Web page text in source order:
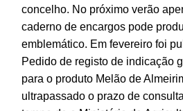
concelho. No próximo verão
caderno de encargos pode
emblemático. Em fevereiro foi
Pedido de registo de indicação
para o produto Melão de
ultrapassado o prazo de